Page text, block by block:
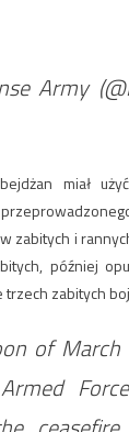
Army
miał
zabitych i
później
zabitych
of